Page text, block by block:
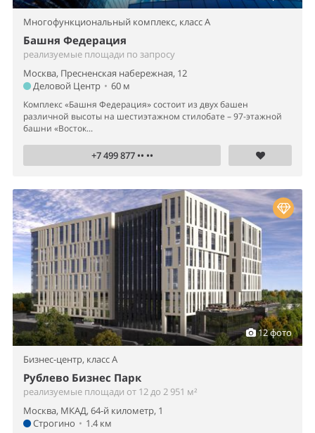
+7 499 877 •• ••
12 фото
Бизнес-центр,класс A
Рублево Бизнес Парк
реализуемые площади от 12 до 2 951 м²
Москва, МКАД, 64-й километр, 1
Строгино • 1.4 км
Продажа офисов в бизнес-центре класса «А» Рублево Бизнес
Парк. Рублево Бизнес Парк — современный бизнес-центр
класса А...
+7 495 885 •• ••